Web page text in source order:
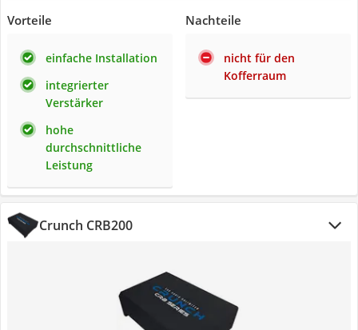
Vorteile
einfache Installation
integrierter
Verstärker
hohe
durchschnittliche
Leistung
Nachteile
nicht für den
Kofferraum
Crunch CRB200